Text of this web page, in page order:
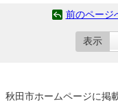
前のページ
表示
秋田市ホームページに掲